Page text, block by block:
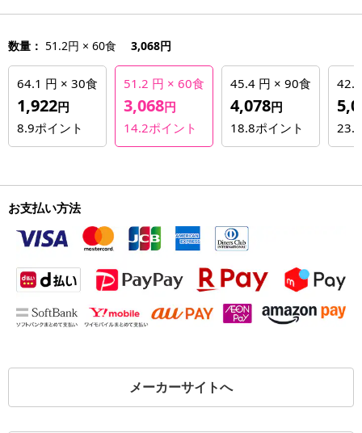
数量： 51.2円 × 60食 3,068円
64.1 円 × 30食
1,922円
8.9ポイント
51.2 円 × 60食
3,068円
14.2ポイント
45.4 円 × 90食
4,078円
18.8ポイント 23.5
お支払い方法
メーカーサイトへ